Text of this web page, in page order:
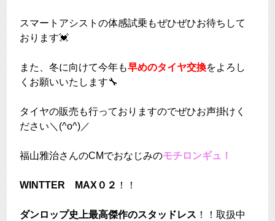
スマートアシストの体感試乗もぜひぜひお待ちして
おります💓
また、冬に向けて今年も早めのタイヤ交換をよろし
くお願いいたします🔧
タイヤの販売も行っておりますのでぜひお声掛けく
ださい＼(^o^)／
福山雅治さんのCMでおなじみのモチロンギュ！
WINTTER MAX０２ ！！
ダンロップ史上最高傑作のスタッドレス ！！取扱中